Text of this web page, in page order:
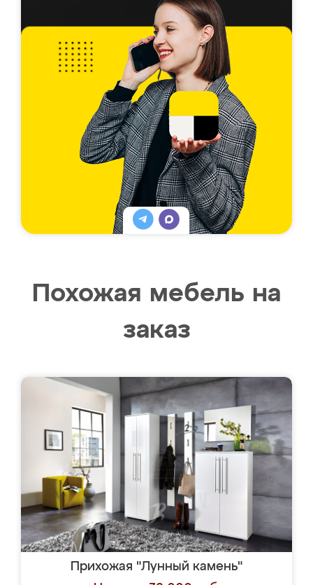
Похожая мебель на
заказ
Прихожая "Лунный камень"